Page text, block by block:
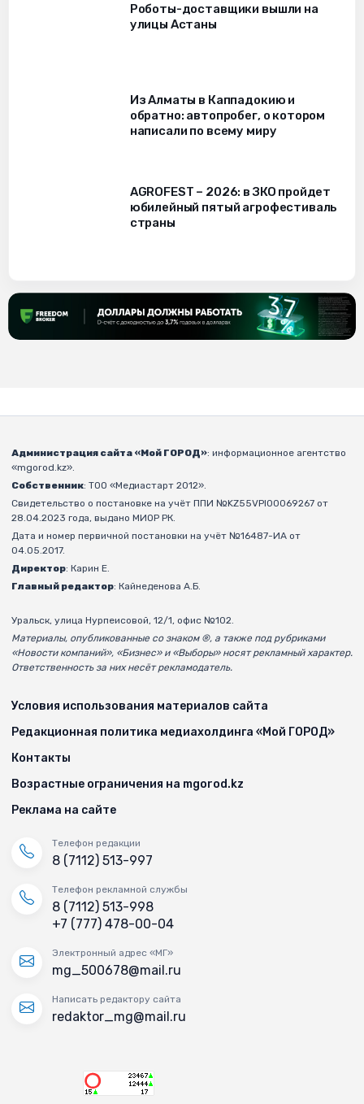
Роботы-доставщики вышли на
улицы Астаны
Из Алматы в Каппадокию и
обратно: автопробег, о котором
написали по всему миру
AGROFEST – 2026: в ЗКО пройдет
юбилейный пятый агрофестиваль
страны
Администрация сайта «Мой ГОРОД»: информационное агентство
«mgorod.kz».
Собственник: ТОО «Медиастарт 2012».
Свидетельство о постановке на учёт ППИ №KZ55VPI00069267 от
28.04.2023 года, выдано МИОР РК.
Дата и номер первичной постановки на учёт №16487-ИА от
04.05.2017.
Директор: Карин Е.
Главный редактор: Кайнеденова А.Б.
Уральск, улица Нурпеисовой, 12/1, офис №102.
Материалы, опубликованные со знаком ®, а также под рубриками
«Новости компаний», «Бизнес» и «Выборы» носят рекламный характер.
Ответственность за них несёт рекламодатель.
Условия использования материалов сайта
Редакционная политика медиахолдинга «Мой ГОРОД»
Контакты
Возрастные ограничения на mgorod.kz
Реклама на сайте
Телефон редакции
8 (7112) 513-997
Телефон рекламной службы
8 (7112) 513-998
+7 (777) 478-00-04
Электронный адрес «МГ»
mg_500678@mail.ru
Написать редактору сайта
redaktor_mg@mail.ru